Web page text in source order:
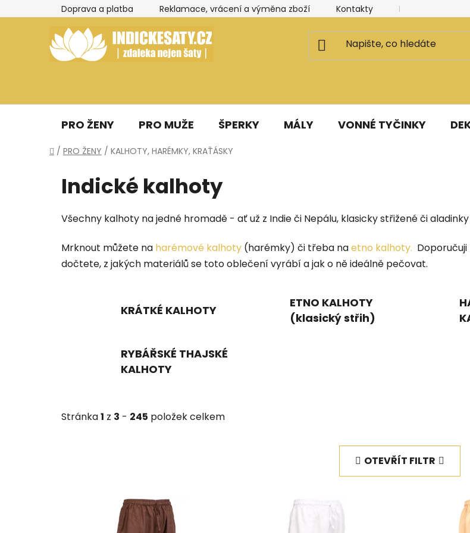
na
Doprava a platba Reklamace, vrácení a výměna zboží Kontakty Kancelář a ateliér
PRO ŽENY PRO MUŽE ŠPERKY MÁLY VONNÉ TYČINKY
Domů
/ PRO ŽENY / KALHOTY, HARÉMKY, KRAŤÁSKY
Indické kalhoty
Všechny kalhoty na jedné hromadě - ať už z Indie či Nepálu, klasicky střižené či
Mrknout můžete na harémové kalhoty (harémky) či třeba naetno kalhoty.
dočtete, z jakých materiálů se toto oblečení vyrábí a jak o ně ideálně pečovat.
KRÁTKÉ KALHOTY
ETNO KALHOTY
(klasický střih)
RYBÁŘSKÉ THAJSKÉ
KALHOTY
Stránka1 z 3 - 245 položek celkem
OTEVŘÍT FILTR